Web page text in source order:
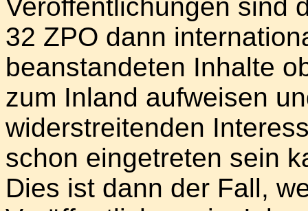
Veröffentlichungen sind
32 ZPO dann
beanstandeten Inhalte
zum Inland aufweisen
widerstreitenden
schon eingetreten sein
Dies ist dann der Fall,